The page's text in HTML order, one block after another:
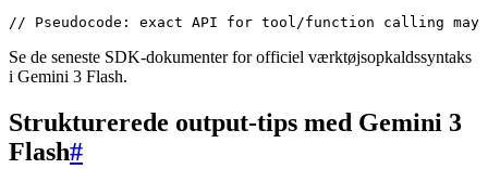
Se de seneste SDK-dokumenter for officiel værktøjsopkaldssyntaks
i Gemini 3 Flash.
Strukturerede output-tips med Gemini 3
Flash#